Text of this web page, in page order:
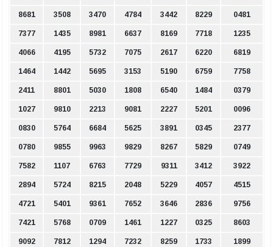
8681 3508 3470 4784 3442 8229 0481
7377 1435 8981 6637 8169 7718 1235
4066 4195 5732 7075 2617 6220 6819
1464 1442 5695 3153 5190 6759 7758
2411 8801 5030 1808 6540 1484 0379
1027 9810 2213 9081 2227 5201 0096
0830 5764 6684 5625 3891 0345 2377
0780 9855 9963 9829 8267 5829 0749
7582 1107 6763 7729 9311 3412 3922
2894 5724 8215 2048 5229 4057 4515
4721 5401 9361 7652 3646 2836 9756
7421 5768 0709 1461 1227 0325 8603
9092 7812 1294 7232 8259 1733 1899